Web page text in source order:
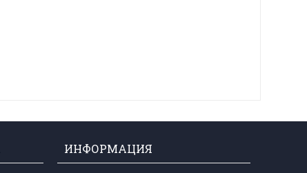
ИНФОРМАЦИЯ